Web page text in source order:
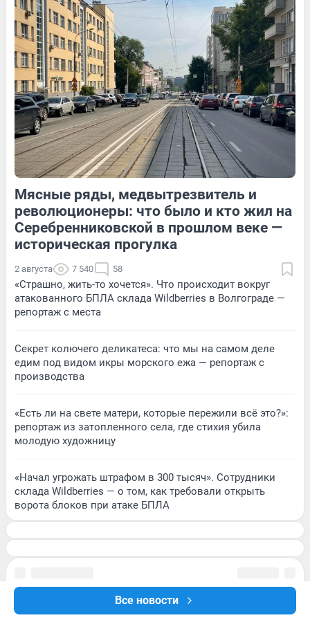
Все новости
11 Обсудить
121 1 16 Обсудить
Обсудить 19
Мясные ряды, медвытрезвитель и
революционеры: что было и кто жил на
Серебренниковской в прошлом веке —
историческая прогулка
2 августа 7 540 58
«Страшно, жить-то хочется». Что происходит вокруг
атакованного БПЛА склада Wildberries в Волгограде —
репортаж с места
Секрет колючего деликатеса: что мы на самом деле
едим под видом икры морского ежа — репортаж с
производства
«Есть ли на свете матери, которые пережили всё это?»:
репортаж из затопленного села, где стихия убила
молодую художницу
«Начал угрожать штрафом в 300 тысяч». Сотрудники
склада Wildberries — о том, как требовали открыть
ворота блоков при атаке БПЛА